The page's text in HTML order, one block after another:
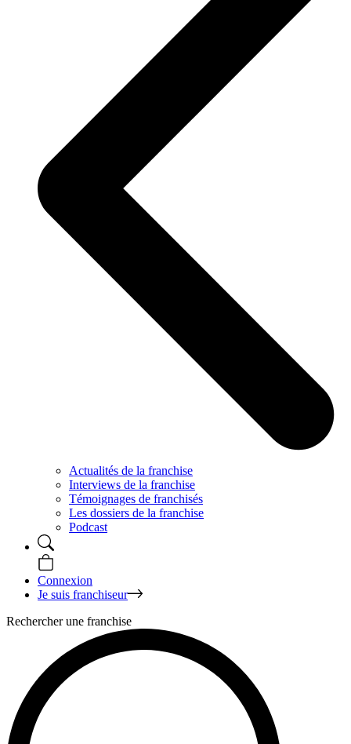
Actualités de la franchise
Interviews de la franchise
Témoignages de franchisés
Les dossiers de la franchise
Podcast
Connexion
Je suis franchiseur
Rechercher une franchise